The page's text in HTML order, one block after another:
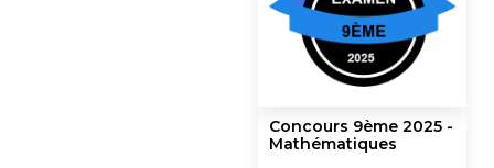
Concours 9ème 2025 -
Mathématiques